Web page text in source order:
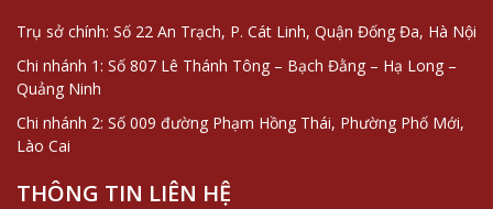
Trụ sở chính: Số 22 An Trạch, P. Cát Linh, Quận Đống Đa, Hà Nội
Chi nhánh 1: Số 807 Lê Thánh Tông – Bạch Đằng – Hạ Long –
Quảng Ninh
Chi nhánh 2: Số 009 đường Phạm Hồng Thái, Phường Phố Mới,
Lào Cai
THÔNG TIN LIÊN HỆ